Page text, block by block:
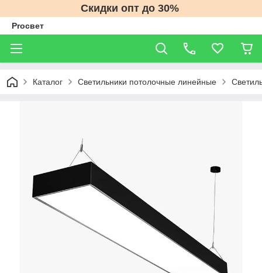
Скидки опт до 30%
Proсвет
Каталог Светильники потолочные линейные